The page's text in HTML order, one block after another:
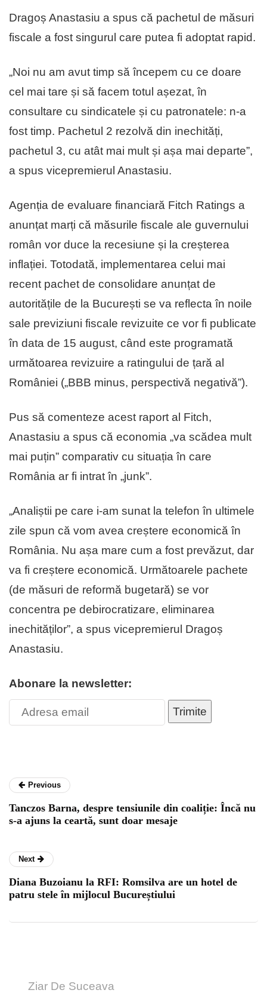
Dragoș Anastasiu a spus că pachetul de măsuri
fiscale a fost singurul care putea fi adoptat rapid.
„Noi nu am avut timp să începem cu ce doare
cel mai tare și să facem totul așezat, în
consultare cu sindicatele și cu patronatele: n-a
fost timp. Pachetul 2 rezolvă din inechități,
pachetul 3, cu atât mai mult și așa mai departe”,
a spus vicepremierul Anastasiu.
Agenția de evaluare financiară Fitch Ratings a
anunțat marți că măsurile fiscale ale guvernului
român vor duce la recesiune și la creșterea
inflației. Totodată, implementarea celui mai
recent pachet de consolidare anunțat de
autoritățile de la București se va reflecta în noile
sale previziuni fiscale revizuite ce vor fi publicate
în data de 15 august, când este programată
următoarea revizuire a ratingului de țară al
României („BBB minus, perspectivă negativă”).
Pus să comenteze acest raport al Fitch,
Anastasiu a spus că economia „va scădea mult
mai puțin” comparativ cu situația în care
România ar fi intrat în „junk”.
„Analiștii pe care i-am sunat la telefon în ultimele
zile spun că vom avea creștere economică în
România. Nu așa mare cum a fost prevăzut, dar
va fi creștere economică. Următoarele pachete
(de măsuri de reformă bugetară) se vor
concentra pe debirocratizare, eliminarea
inechităților”, a spus vicepremierul Dragoș
Anastasiu.
Abonare la newsletter:
Trimite
Previous
Tanczos Barna, despre tensiunile din coaliție: Încă nu
s-a ajuns la ceartă, sunt doar mesaje
Next
Diana Buzoianu la RFI: Romsilva are un hotel de
patru stele în mijlocul Bucureștiului
Ziar De Suceava